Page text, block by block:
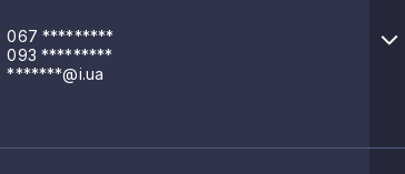
067 *********
093 *********
*******@i.ua